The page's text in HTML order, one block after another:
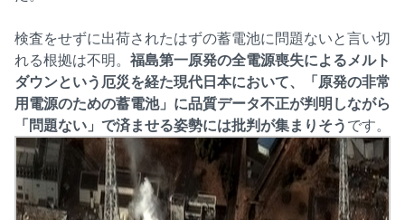
検査をせずに出荷されたはずの蓄電池に問題ないと言い切
れる根拠は不明。 福島第一原発の全電源喪失によるメルト
ダウンという厄災を経た現代日本において、「原発の非常
用電源のための蓄電池」に品質データ不正が判明しながら
「問題ない」で済ませる姿勢には批判が集まりそう です。